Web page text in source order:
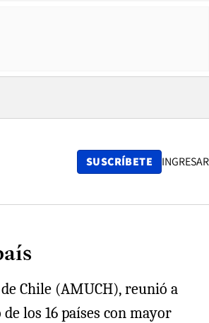
SUSCRÍBETE INGRESAR
Chile (AMUCH), reunió a
los 16 países con mayor